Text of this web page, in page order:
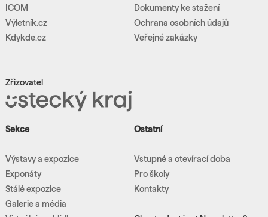
ICOM
Výletník.cz
Kdykde.cz
Zřizovatel
Dokumenty ke stažení
Ochrana osobních údajů
Veřejné zakázky
Sekce
Výstavy a expozice
Exponáty
Stálé expozice
Galerie a média
Ostatní
Vstupné a otevírací doba
Pro školy
Kontakty